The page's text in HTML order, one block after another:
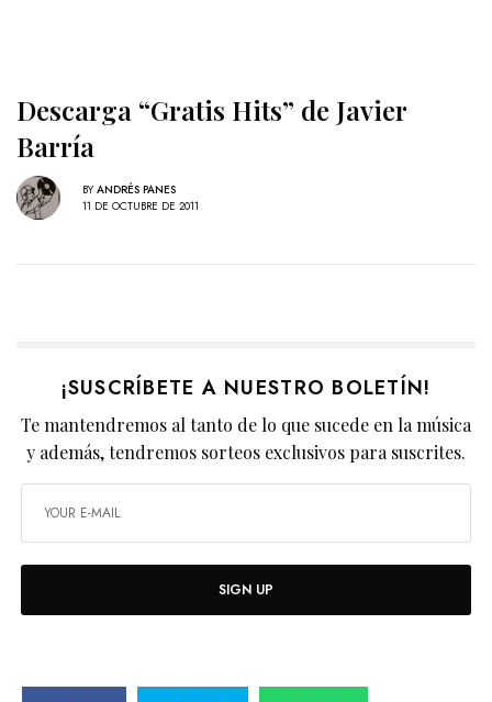
Descarga “Gratis Hits” de Javier
Barría
BY ANDRÉS PANES
11 DE OCTUBRE DE 2011
¡SUSCRÍBETE A NUESTRO BOLETÍN!
Te mantendremos al tanto de lo que sucede en la música
y además, tendremos sorteos exclusivos para suscrites.
SIGN UP